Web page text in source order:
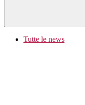
Tutte le news